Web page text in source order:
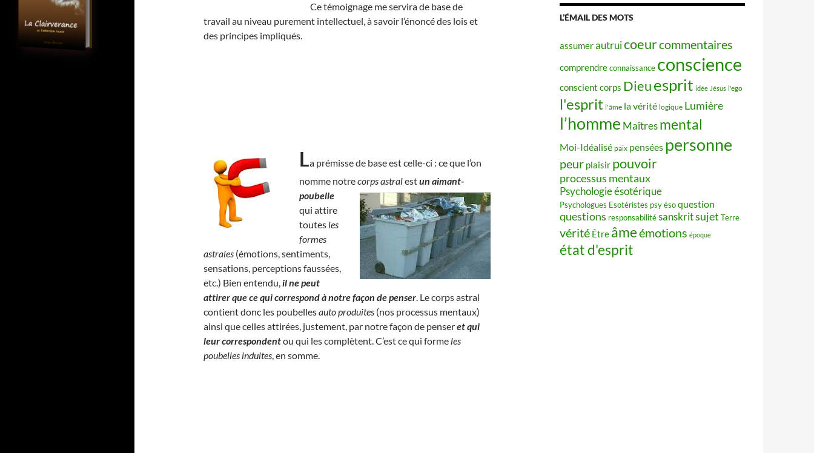
Ce témoignage me servira de base de
travail au niveau purement intellectuel, à savoir l’énoncé des lois et
des principes impliqués.
La prémisse de base est celle-ci : ce que l’on
nomme notrecorps astralestun aimant-
poubelle
qui attire
toutes les
formes
astrales (émotions, sentiments,
sensations, perceptions faussées,
etc.) Bien entendu,il ne peut
attirer que ce qui correspond à notre façon de penser. Le corps astral
contient donc les poubellesauto produites (nos processus mentaux)
ainsi que celles attirées, justement, par notre façon de penseret qui
leur correspondentou qui les complètent. C’est ce qui forme les
poubelles induites, en somme.
L’ÉMAIL DES MOTS
assumerautruicoeurcommentaires
comprendreconnaissance conscience
conscient corps Dieuesprit idée Jésus l'ego
l'esprit l'âme la vérité logique Lumière
l’homme Maîtres mental
Moi-Idéalisé paix pensées personne
peur plaisir pouvoir
processus mentaux
Psychologie ésotérique
Psychologues Esotéristes psy ésoquestion
questions responsabilitésanskritsujet Terre
vérité Être âmeémotions époque
état d'esprit